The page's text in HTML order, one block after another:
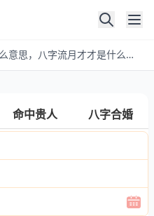
流月才才是什么意思，八字流月才才是什么意思
命中贵人 八字合婚